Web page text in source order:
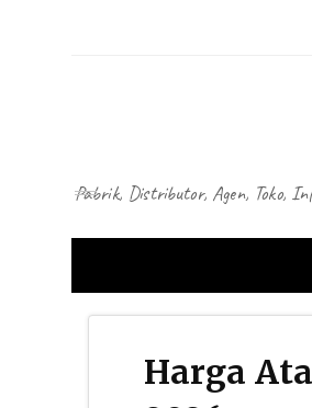
Pabrik, Distributor, Agen, Toko,
Harga